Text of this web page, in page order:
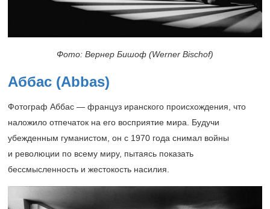
Фото: Вернер Бишоф (Werner Bischof)
Аббас (Abbas)
Фотограф Аббас — француз иранского происхождения, что
наложило отпечаток на его восприятие мира. Будучи
убежденным гуманистом, он с 1970 года снимал войны
и революции по всему миру, пытаясь показать
бессмысленность и жестокость насилия.